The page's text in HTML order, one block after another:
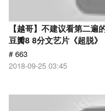
【越哥】不建议看第二遍
豆瓣8 8分文艺片《超脱》
# 663
2018-09-25 03:45